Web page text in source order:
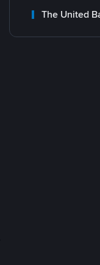
The United